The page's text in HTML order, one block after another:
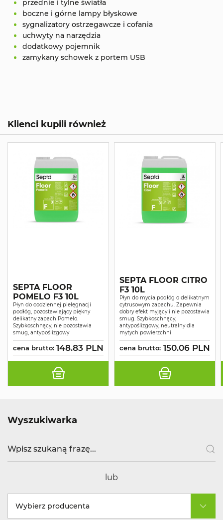
przednie i tylne światła
boczne i górne lampy błyskowe
sygnalizatory ostrzegawcze i cofania
uchwyty na narzędzia
dodatkowy pojemnik
zamykany schowek z portem USB
Klienci kupili również
SEPTA FLOOR
POMELO F3 10L
Płyn do codziennej pielęgnacji
podłóg, pozostawiający piękny
delikatny zapach Pomelo.
Szybkoschnący, nie pozostawia
smug, antypoślizgowy
cena brutto: 148.83 PLN
SEPTA FLOOR CITRO
F3 10L
Płyn do mycia podłóg o delikatnym
cytrusowym zapachu. Zapewnia
dobry efekt myjący i nie pozostawia
smug. Szybkoschnący,
antypoślizgowy, neutralny dla
mytych powierzchni
cena brutto: 150.06 PLN
Wyszukiwarka
lub
Wybierz producenta